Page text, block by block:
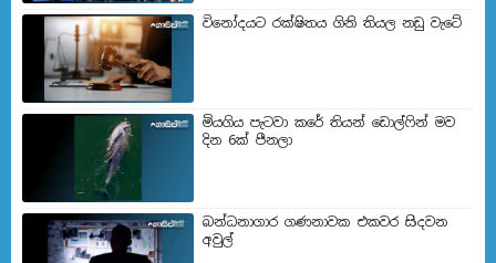
විනෝදයට රක්ෂිතය ගිනි තියල නඩු වැටේ
මියගිය පැටවා කරේ තියන් ඩොල්ෆින් මව
දින 6ක් පීනලා
බන්ධනාගාර ගණනාවක එකවර සිදවන
අවුල්